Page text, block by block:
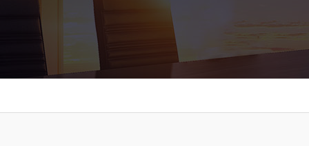
미디어 아트